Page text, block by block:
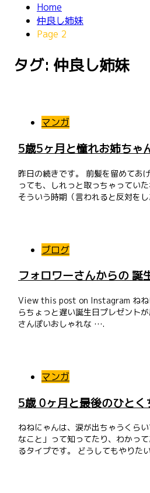
Home
仲良し姉妹
Page 2
タグ: 仲良し姉妹
マンガ
5歳5ヶ月と憧れお姉ちゃ
昨日の続きです。 前髪を留めてあ
っても、しれっと取っちゃってい
そういう時期（言われると反対を
ブログ
フォロワーさんからの 誕
View this post on Instagram ねね
らちょっと遅い誕生日プレゼント
さんぽいおしゃれな ….
マンガ
5歳 0ヶ月と最後のひとく
ねねにゃんは、涙が出ちゃうくら
なこと」って知ってたり、わかっ
るタイプです。 どうしてもやりた
ナ
ゲ
ー
ン